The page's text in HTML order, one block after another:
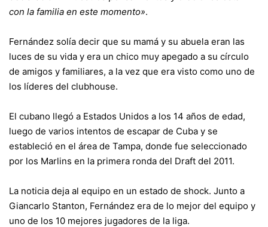
con la familia en este momento».
Fernández solía decir que su mamá y su abuela eran las
luces de su vida y era un chico muy apegado a su círculo
de amigos y familiares, a la vez que era visto como uno de
los líderes del clubhouse.
El cubano llegó a Estados Unidos a los 14 años de edad,
luego de varios intentos de escapar de Cuba y se
estableció en el área de Tampa, donde fue seleccionado
por los Marlins en la primera ronda del Draft del 2011.
La noticia deja al equipo en un estado de shock. Junto a
Giancarlo Stanton, Fernández era de lo mejor del equipo y
uno de los 10 mejores jugadores de la liga.